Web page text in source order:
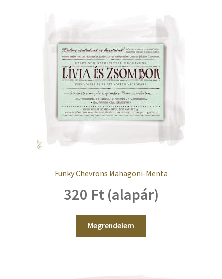
Funky Chevrons Mahagoni-Menta
320 Ft (alapár)
Megrendelem